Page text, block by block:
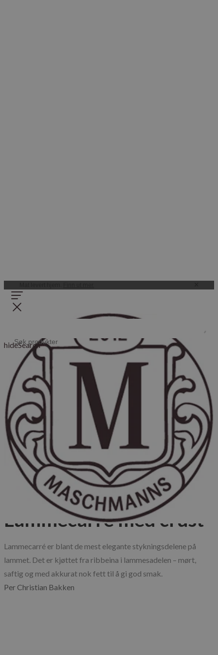
hideSearch=
Blog
Published: 26.03.2025
OppskrifterMatkultur
Lammecarré med crust
Lammecarré er blant de mest elegante stykningsdelene på
lammet. Det er kjøttet fra ribbeina i lammesadelen – mørt,
saftig og med akkurat nok fett til å gi god smak.
Per Christian Bakken